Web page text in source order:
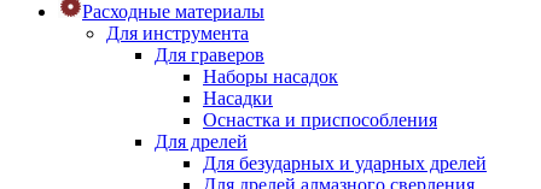
Расходные материалы
Для инструмента
Для граверов
Наборы насадок
Насадки
Оснастка и приспособления
Для дрелей
Для безударных и ударных дрелей
Для дрелей алмазного сверления